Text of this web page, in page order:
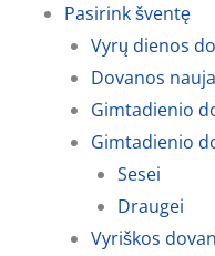
Pasirink šventę
Vyrų dienos
Dovanos
Gimtadienio
Gimtadienio
Sesei
Draugei
Vyriškos